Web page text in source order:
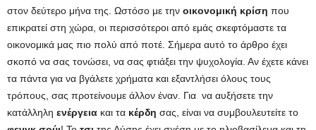
στον δεύτερο μήνα της. Ωστόσο με την οικονομική κρίση που
επικρατεί στη χώρα, οι περισσότεροι από εμάς σκεφτόμαστε τα
οικονομικά μας πιο πολύ από ποτέ. Σήμερα αυτό το άρθρο έχει
σκοπό να σας τονώσει, να σας φτιάξει την ψυχολογία. Αν έχετε κάνει
τα πάντα για να βγάλετε χρήματα και εξαντλήσει όλους τους
τρόπους, σας προτείνουμε άλλον έναν. Για να αυξήσετε την
κατάλληλη ενέργεια και τα κέρδη σας, είναι να συμβουλευτείτε το